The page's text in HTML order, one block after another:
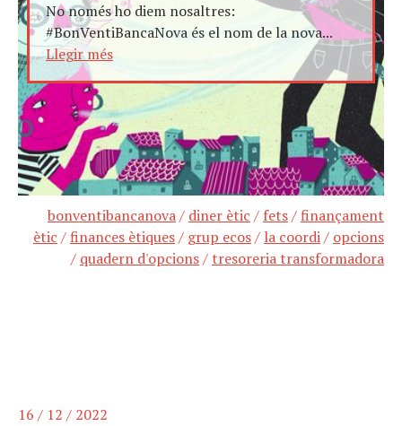
No només ho diem nosaltres:
#BonVentiBancaNova és el nom de la nova...
Llegir més
bonventibancanova/ diner ètic / fets/finançament
ètic /finances ètiques/ grup ecos/ la coordi/ opcions
/ quadern d'opcions/tresoreria transformadora
16 / 12 / 2022